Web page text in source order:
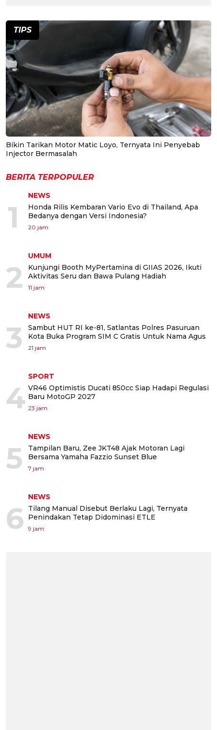
TIPS
Bikin Tarikan Motor Matic Loyo, Ternyata Ini Penyebab
Injector Bermasalah
BERITA TERPOPULER
1
NEWS
Honda Rilis Kembaran Vario Evo di Thailand, Apa
Bedanya dengan Versi Indonesia?
20 jam
2
UMUM
Kunjungi Booth MyPertamina di GIIAS 2026, Ikuti
Aktivitas Seru dan Bawa Pulang Hadiah
11 jam
3
NEWS
Sambut HUT RI ke-81, Satlantas Polres Pasuruan
Kota Buka Program SIM C Gratis Untuk Nama Agus
21 jam
4
SPORT
VR46 Optimistis Ducati 850cc Siap Hadapi Regulasi
Baru MotoGP 2027
23 jam
5
NEWS
Tampilan Baru, Zee JKT48 Ajak Motoran Lagi
Bersama Yamaha Fazzio Sunset Blue
7 jam
6
NEWS
Tilang Manual Disebut Berlaku Lagi, Ternyata
Penindakan Tetap Didominasi ETLE
9 jam